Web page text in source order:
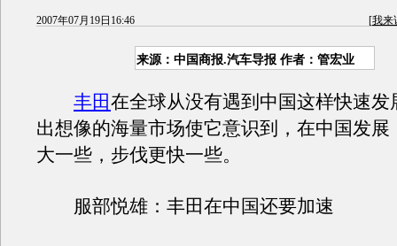
2007年07月19日16:46 [我来
来源：中国商报.汽车导报 作者：管宏业
丰田在全球从没有遇到中国这样快速发
出想像的海量市场使它意识到，在中国发展
大一些，步伐更快一些。
服部悦雄：丰田在中国还要加速